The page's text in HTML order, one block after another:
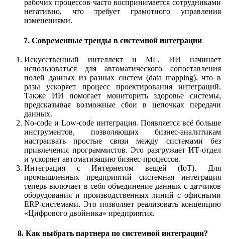
рабочих процессов часто воспринимается сотрудниками
негативно, что требует грамотного управления
изменениями.
7. Современные тренды в системной интеграции
Искусственный интеллект и ML. ИИ начинает
использоваться для автоматического сопоставления
полей данных из разных систем (data mapping), что в
разы ускоряет процесс проектирования интеграций.
Также ИИ помогает мониторить здоровье системы,
предсказывая возможные сбои в цепочках передачи
данных.
No-code и Low-code интеграция. Появляется всё больше
инструментов, позволяющих бизнес-аналитикам
настраивать простые связи между системами без
привлечения программистов. Это разгружает ИТ-отдел
и ускоряет автоматизацию бизнес-процессов.
Интеграция с Интернетом вещей (IoT). Для
промышленных предприятий системная интеграция
теперь включает в себя объединение данных с датчиков
оборудования и производственных линий с офисными
ERP-системами. Это позволяет реализовать концепцию
«Цифрового двойника» предприятия.
8. Как выбрать партнера по системной интеграции?